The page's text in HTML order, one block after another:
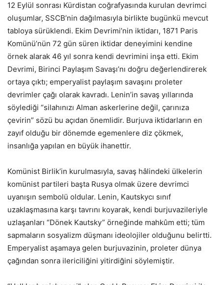
12 Eylül sonrası Kürdistan coğrafyasında kurulan devrimci
oluşumlar, SSCB’nin dağılmasıyla birlikte bugünkü mevcut
tabloya sürüklendi. Ekim Devrimi’nin iktidarı, 1871 Paris
Komünü’nün 72 gün süren iktidar deneyimini kendine
örnek alarak 46 yıl sonra kendi devrimini inşa etti. Ekim
Devrimi, Birinci Paylaşım Savaşı’nı doğru değerlendirerek
ortaya çıktı; emperyalist paylaşım savaşını proleter
devrimler çağı olarak kavradı. Lenin’in savaş yıllarında
söylediği “silahınızı Alman askerlerine değil, çarınıza
çevirin” sözü bu açıdan önemlidir. Burjuva iktidarların en
zayıf olduğu bir dönemde egemenlere diz çökmek,
insanlığa yapılan en büyük ihanettir.
Komünist Birlik’in kurulmasıyla, savaş hâlindeki ülkelerin
komünist partileri başta Rusya olmak üzere devrimci
uyanışın sembolü oldular. Lenin, Kautskycı sınıf
uzaklaşmasına karşı tavrını koyarak, kendi burjuvazileriyle
uzlaşanları “Dönek Kautsky” örneğinde mahkûm etti; tüm
sapmaların sosyalizm düşmanı ideolojiler olduğunu belirtti.
Emperyalist aşamaya gelen burjuvazinin, proleter dünya
çağından sonra ilericiliğini yitirdiğini söylemiştir.